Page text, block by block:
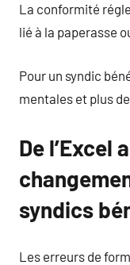
La conformité
lié à la paperasse
Pour un syndic
mentales et plus
De l’Excel
syndics
Les erreurs de